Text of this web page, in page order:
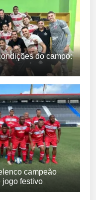
do campo:
campeão
jogo festivo